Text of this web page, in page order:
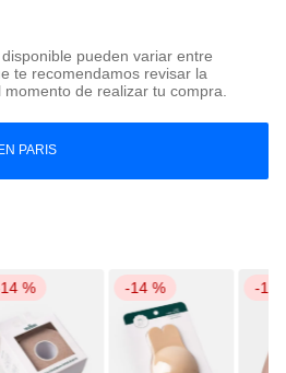
pueden variar entre
te recomendamos revisar la
de realizar tu compra.
PARIS
14 % -14 % -14